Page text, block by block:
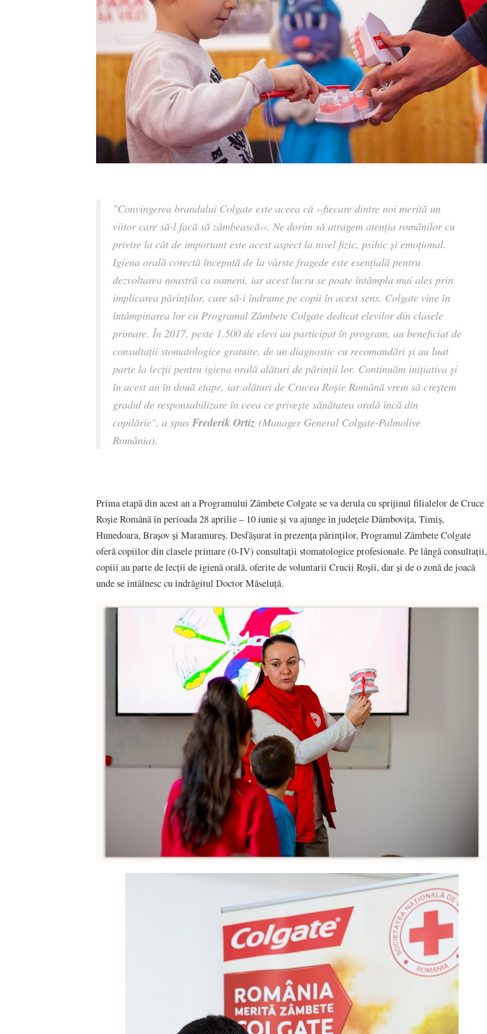
"Convingerea brandului Colgate este aceea că ‹‹fiecare dintre noi merită un
viitor care să-l facă să zâmbească››. Ne dorim să atragem atenția românilor cu
privire la cât de important este acest aspect la nivel fizic, psihic și emoțional.
Igiena orală corectă începută de la vârste fragede este esențială pentru
dezvoltarea noastră ca oameni, iar acest lucru se poate întâmpla mai ales prin
implicarea părinților, care să-i îndrume pe copii în acest sens. Colgate vine în
întâmpinarea lor cu Programul Zâmbete Colgate dedicat elevilor din clasele
primare. În 2017, peste 1.500 de elevi au participat în program, au beneficiat de
consultații stomatologice gratuite, de un diagnostic cu recomandări și au luat
parte la lecții pentru igiena orală alături de părinții lor. Continuăm inițiativa și
în acest an în două etape, iar alături de Crucea Roșie Română vrem să creștem
gradul de responsabilizare în ceea ce privește sănătatea orală încă din
copilărie", a spus Frederik Ortiz (Manager General Colgate-Palmolive
România).
Prima etapă din acest an a Programului Zâmbete Colgate se va derula cu sprijinul filialelor de Cruce
Roșie Română în perioada 28 aprilie – 10 iunie și va ajunge în județele Dâmbovița, Timiș,
Hunedoara, Brașov și Maramureș. Desfășurat în prezența părinților, Programul Zâmbete Colgate
oferă copiilor din clasele primare (0-IV) consultații stomatologice profesionale. Pe lângă consultații,
copiii au parte de lecții de igienă orală, oferite de voluntarii Crucii Roșii, dar și de o zonă de joacă
unde se întâlnesc cu îndrăgitul Doctor Măseluță.